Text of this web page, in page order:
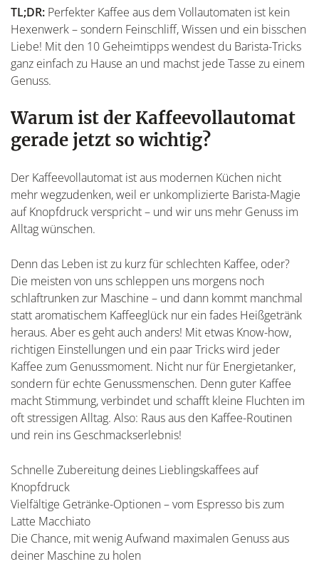
TL;DR: Perfekter Kaffee aus dem Vollautomaten ist kein
Hexenwerk – sondern Feinschliff, Wissen und ein bisschen
Liebe! Mit den 10 Geheimtipps wendest du Barista-Tricks
ganz einfach zu Hause an und machst jede Tasse zu einem
Genuss.
Warum ist der Kaffeevollautomat
gerade jetzt so wichtig?
Der Kaffeevollautomat ist aus modernen Küchen nicht
mehr wegzudenken, weil er unkomplizierte Barista-Magie
auf Knopfdruck verspricht – und wir uns mehr Genuss im
Alltag wünschen.
Denn das Leben ist zu kurz für schlechten Kaffee, oder?
Die meisten von uns schleppen uns morgens noch
schlaftrunken zur Maschine – und dann kommt manchmal
statt aromatischem Kaffeeglück nur ein fades Heißgetränk
heraus. Aber es geht auch anders! Mit etwas Know-how,
richtigen Einstellungen und ein paar Tricks wird jeder
Kaffee zum Genussmoment. Nicht nur für Energietanker,
sondern für echte Genussmenschen. Denn guter Kaffee
macht Stimmung, verbindet und schafft kleine Fluchten im
oft stressigen Alltag. Also: Raus aus den Kaffee-Routinen
und rein ins Geschmackserlebnis!
Schnelle Zubereitung deines Lieblingskaffees auf
Knopfdruck
Vielfältige Getränke-Optionen – vom Espresso bis zum
Latte Macchiato
Die Chance, mit wenig Aufwand maximalen Genuss aus
deiner Maschine zu holen